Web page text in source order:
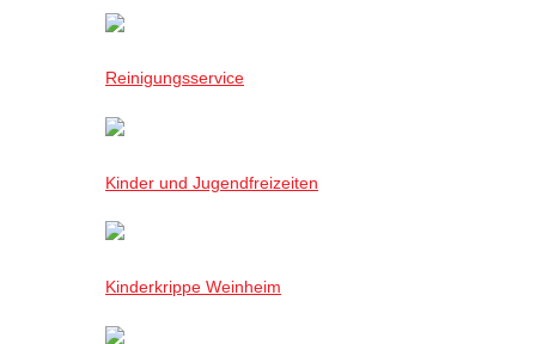
Reinigungsservice
Kinder und Jugendfreizeiten
Kinderkrippe Weinheim